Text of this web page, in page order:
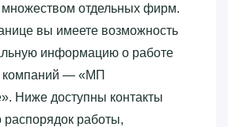
отдельных фирм.
вы имеете возможность
информацию о работе
компаний — «‎МП
Ниже доступны контакты
распорядок работы,